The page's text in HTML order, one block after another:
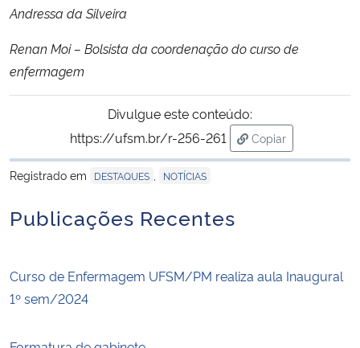
Andressa da Silveira
Renan Moi – Bolsista da coordenação do curso de
enfermagem
Divulgue este conteúdo:
https://ufsm.br/r-256-261
Copiar
para área de
Registrado em
DESTAQUES NOTÍCIAS
Publicações Recentes
Curso de Enfermagem UFSM/PM realiza aula Inaugural
1º sem/2024